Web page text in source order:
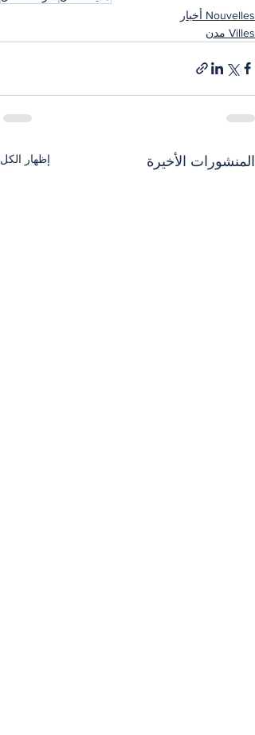
Nouvelles أخبار
Villes مدن
المنشورات الأخيرة إظهار الكل